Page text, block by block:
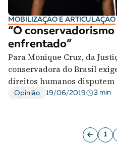
Apoie a Brasil de
A [BD] conta as histórias
direitos humanos no
esse trabalho precisa da
VEJA COMO APOIAR!
MOBILIZAÇÃO E ARTICULAÇÃO
“O
enfrentado”
Para Monique Cruz, da
conservadora do Brasil
direitos humanos
população
Opinião 19/06/2019 3 min
1